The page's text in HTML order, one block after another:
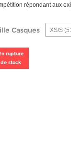
répondant aux
Casques XS/S
rupture
de stock